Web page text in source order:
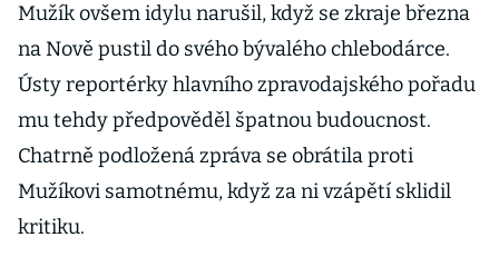
Mužík ovšem idylu narušil, když se zkraje března
na Nově pustil do svého bývalého chlebodárce.
Ústy reportérky hlavního zpravodajského pořadu
mu tehdy předpověděl špatnou budoucnost.
Chatrně podložená zpráva se obrátila proti
Mužíkovi samotnému, když za ni vzápětí sklidil
kritiku.